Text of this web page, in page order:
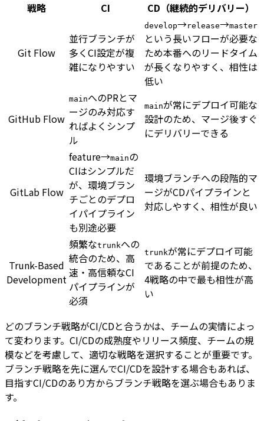
戦略
CI CD（継続的デリバリー）
Git Flow
並行ブランチが
多くCI設定が複
雑になりやすい
develop→release→master
という長いフローが必要な
ため本番へのリードタイム
が長くなりやすく、相性は
低い
GitHub Flow
mainへのPRとマ
ージのみ対応す
ればよくシンプ
ル
mainが常にデプロイ可能な
設計のため、マージ後すぐ
にデリバリーできる
GitLab Flow
feature→mainの
CIはシンプルだ
が、環境ブラン
チごとのデプロ
イパイプライン
も別途必要
環境ブランチへの段階的マ
ージがCDパイプラインと
対応しやすく、相性が良い
Trunk-Based
Development
頻繁なtrunkへの
統合のため、高
速・高信頼なCI
パイプラインが
必須
trunkが常にデプロイ可能
であることが前提のため、
4戦略の中で最も相性が高
い
どのブランチ戦略がCI/CDと合うかは、チームの実情によっ
て変わります。CI/CDの成熟度やリリース頻度、チームの規
模などを考慮して、適切な戦略を選択することが重要です。
ブランチ戦略を先に選んでCI/CDを設計する場合もあれば、
目指すCI/CDのあり方からブランチ戦略を選ぶ場合もありま
す。